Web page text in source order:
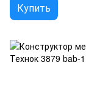
Купить